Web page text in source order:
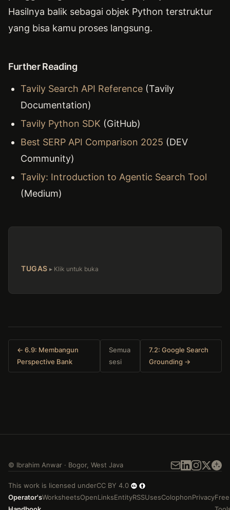
Hasilnya balik sebagai objek Python terstruktur
yang bisa kamu proses langsung.
Further Reading
Tavily Search API Reference (Tavily
Documentation)
Tavily Python SDK (GitHub)
Best SERP API Comparison 2025 (DEV
Community)
Tavily: Introduction to Agentic Search Tool
(Medium)
TUGAS
← 6.9: Membangun
Perspective Bank
Semua
sesi
7.2: Google Search
Grounding →
© Ibrahim Anwar · Bogor, West Java
This work is licensed underCC BY 4.0
Operator'sWorksheetsOpenLinksEntityRSSUsesColophonPrivacyFree